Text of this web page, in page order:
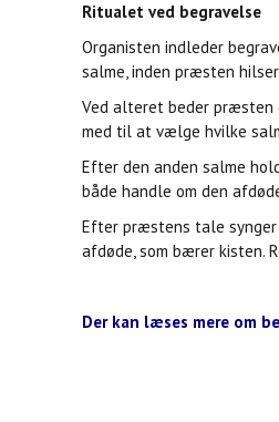
Ritualet ved begravelse
Organisten indleder
salme, inden præsten
Ved alteret beder præsten
med til at vælge hvilke
Efter den anden salme
både handle om den
Efter præstens tale synger
afdøde, som bærer kisten.
Der kan læses mere om